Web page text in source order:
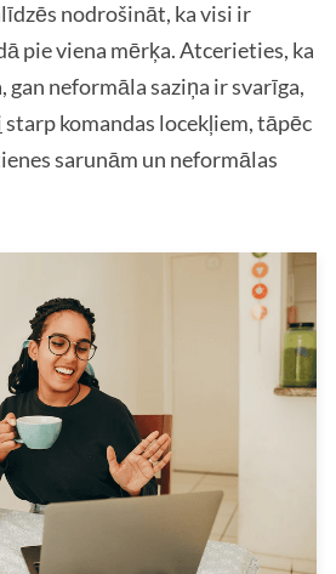
nodrošināt, ka visi ir
pie viena mērķa. Atcerieties, ka
gan neformāla saziņa ir svarīga,
starp komandas locekļiem, tāpēc
sarunām un neformālas